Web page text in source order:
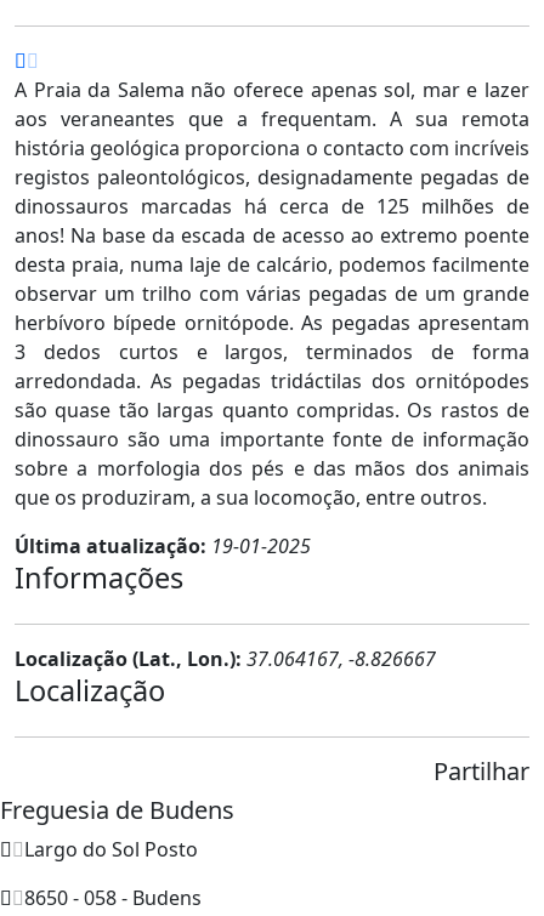
A Praia da Salema não oferece apenas sol, mar e lazer
aos veraneantes que a frequentam. A sua remota
história geológica proporciona o contacto com incríveis
registos paleontológicos, designadamente pegadas de
dinossauros marcadas há cerca de 125 milhões de
anos! Na base da escada de acesso ao extremo poente
desta praia, numa laje de calcário, podemos facilmente
observar um trilho com várias pegadas de um grande
herbívoro bípede ornitópode. As pegadas apresentam
3 dedos curtos e largos, terminados de forma
arredondada. As pegadas tridáctilas dos ornitópodes
são quase tão largas quanto compridas. Os rastos de
dinossauro são uma importante fonte de informação
sobre a morfologia dos pés e das mãos dos animais
que os produziram, a sua locomoção, entre outros.
Última atualização: 19-01-2025
Informações
Localização (Lat., Lon.): 37.064167, -8.826667
Localização
Partilhar
Freguesia de Budens
Largo do Sol Posto
8650 - 058 - Budens